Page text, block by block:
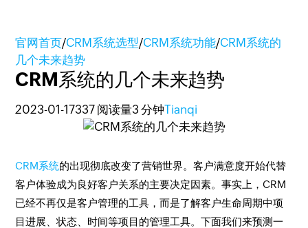
官网首页/CRM系统选型/CRM系统功能/CRM系统的
几个未来趋势
CRM系统的几个未来趋势
2023-01-17337 阅读量3 分钟Tianqi
CRM系统的出现彻底改变了营销世界。客户满意度开始代替
客户体验成为良好客户关系的主要决定因素。事实上，CRM
已经不再仅是客户管理的工具，而是了解客户生命周期中项
目进展、状态、时间等项目的管理工具。下面我们来预测一